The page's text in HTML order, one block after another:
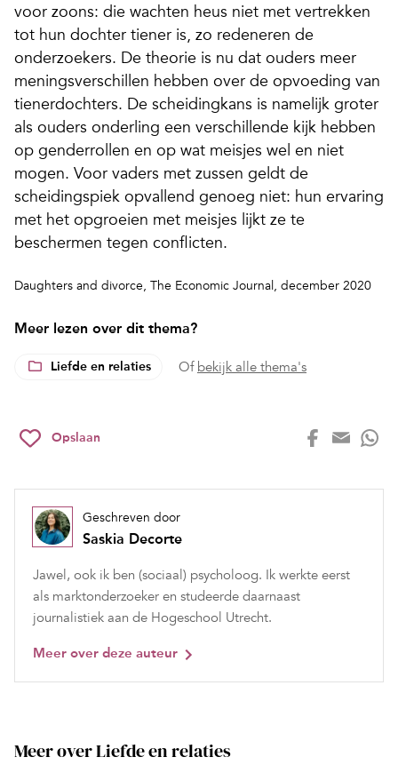
voor zoons: die wachten heus niet met vertrekken
tot hun dochter tiener is, zo redeneren de
onderzoekers. De theorie is nu dat ouders meer
meningsverschillen hebben over de opvoeding van
tienerdochters. De scheidingkans is namelijk groter
als ouders onderling een verschillende kijk hebben
op genderrollen en op wat meisjes wel en niet
mogen. Voor vaders met zussen geldt de
scheidingspiek opvallend genoeg niet: hun ervaring
met het opgroeien met meisjes lijkt ze te
beschermen tegen conflicten.
Daughters and divorce, The Economic Journal, december 2020
Meer lezen over dit thema?
Liefde en relaties Of bekijk alle thema's
Opslaan
Geschreven door
Saskia Decorte
Jawel, ook ik ben (sociaal) psycholoog. Ik werkte eerst
als marktonderzoeker en studeerde daarnaast
journalistiek aan de Hogeschool Utrecht.
Meer over deze auteur
Meer over Liefde en relaties